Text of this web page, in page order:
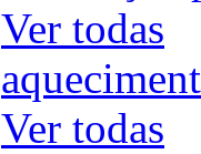
Ver todas
Ver todas